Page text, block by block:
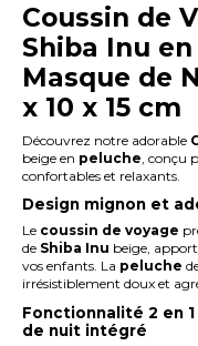
Coussin de
Shiba Inu
Masque de
x 10 x 15 cm
Découvrez notre adorable
beige en peluche , conçu
confortables et relaxants.
Design mignon et
Le coussin de voyage
de Shiba Inu beige,
vos enfants. La peluche
irrésistiblement doux et
Fonctionnalité 2 en
de nuit intégré